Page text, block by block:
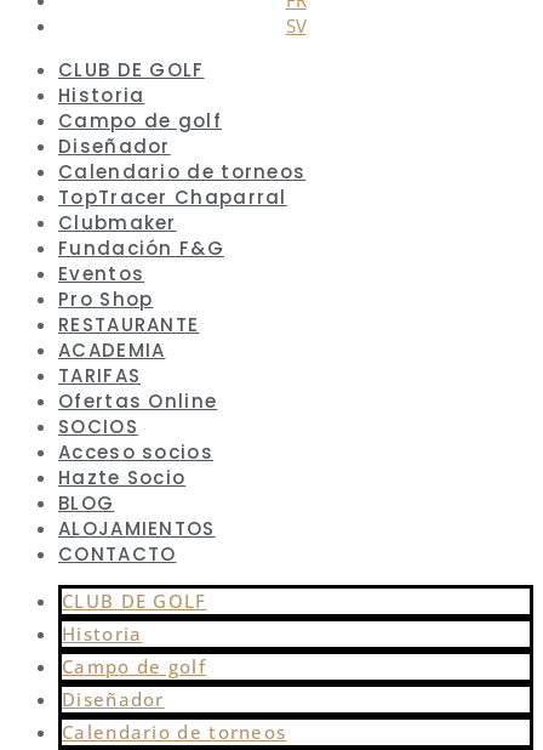
SV
CLUB DE GOLF
Historia
Campo de golf
Diseñador
Calendario de torneos
TopTracer Chaparral
Clubmaker
Fundación F&G
Eventos
Pro Shop
RESTAURANTE
ACADEMIA
TARIFAS
Ofertas Online
SOCIOS
Acceso socios
Hazte Socio
BLOG
ALOJAMIENTOS
CONTACTO
CLUB DE GOLF
Historia
Campo de golf
Diseñador
Calendario de torneos